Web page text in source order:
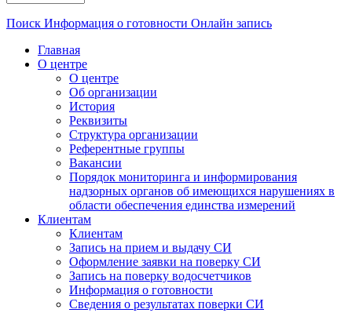
Поиск Информация о готовности Онлайн запись
Главная
О центре
О центре
Об организации
История
Реквизиты
Структура организации
Референтные группы
Вакансии
Порядок мониторинга и информирования
надзорных органов об имеющихся нарушениях в
области обеспечения единства измерений
Клиентам
Клиентам
Запись на прием и выдачу СИ
Оформление заявки на поверку СИ
Запись на поверку водосчетчиков
Информация о готовности
Сведения о результатах поверки СИ